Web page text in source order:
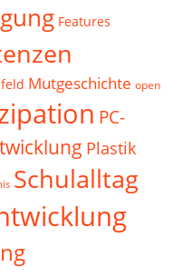
Features
Mutgeschichte open
PC-
Plastik
Schulalltag